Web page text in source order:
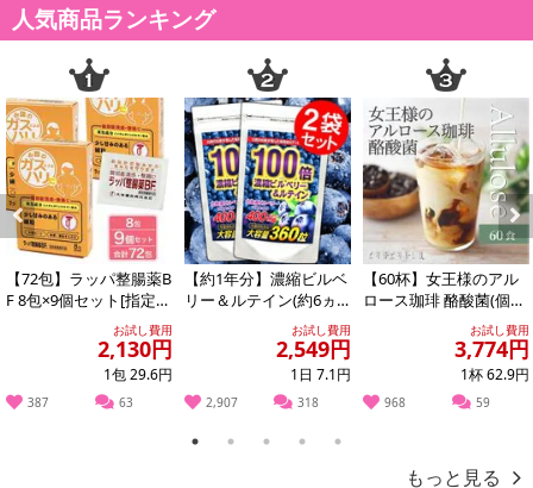
人気商品ランキング
Previous
【72包】ラッパ整腸薬B
F 8包×9個セット[指定医
薬部外品］大幸薬品お試し費用
2,130円
1包 29.6円
387 63
【約1年分】濃縮ビルベ
リー＆ルテイン(約6ヵ
月分/360粒)×2袋お試し費用
2,549円
1日 7.1円
2,907 318
【60杯】女王様のアル
ロース珈琲 酪酸菌(個包
お試し費用
3,774円
1杯 62.9円
968 59
Next
1 2 3 4 5
もっと見る